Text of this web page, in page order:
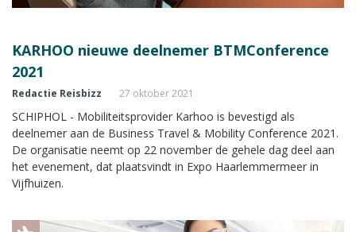
KARHOO nieuwe deelnemer BTMConference
2021
Redactie Reisbizz 27 oktober 2021
SCHIPHOL - Mobiliteitsprovider Karhoo is bevestigd als
deelnemer aan de Business Travel & Mobility Conference 2021.
De organisatie neemt op 22 november de gehele dag deel aan
het evenement, dat plaatsvindt in Expo Haarlemmermeer in
Vijfhuizen.